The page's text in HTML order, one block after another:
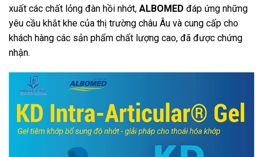
xuất các chất lỏng đàn hồi nhớt, ALBOMED đáp ứng những
yêu cầu khắt khe của thị trường châu Âu và cung cấp cho
khách hàng các sản phẩm chất lượng cao, đã được chứng
nhận.